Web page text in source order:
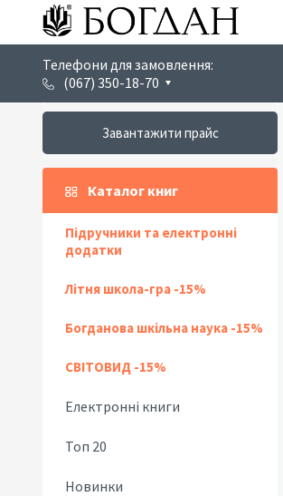
Телефони для замовлення:
(067) 350-18-70
Завантажити прайс
Каталог книг
Підручники та електронні
додатки
Літня школа-гра -15%
Богданова шкільна наука -15%
СВІТОВИД -15%
Електронні книги
Топ 20
Новинки